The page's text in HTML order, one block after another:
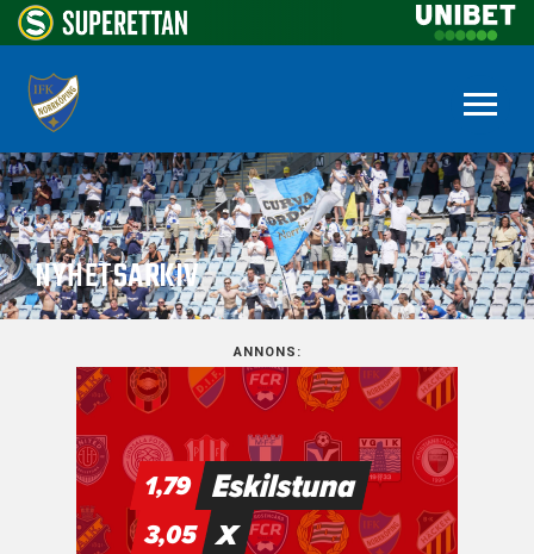
NYHETSARKIV
ANNONS: